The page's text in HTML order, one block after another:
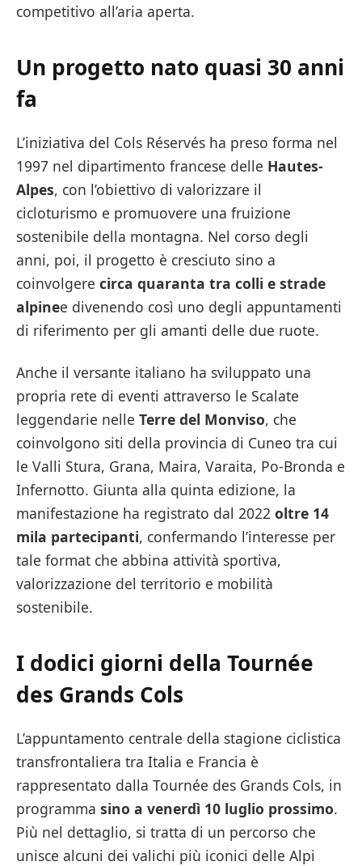
competitivo all’aria aperta.
Un progetto nato quasi 30 anni
fa
L’iniziativa del Cols Réservés ha preso forma nel
1997 nel dipartimento francese delle Hautes-
Alpes, con l’obiettivo di valorizzare il
cicloturismo e promuovere una fruizione
sostenibile della montagna. Nel corso degli
anni, poi, il progetto è cresciuto sino a
coinvolgere circa quaranta tra colli e strade
alpinee divenendo così uno degli appuntamenti
di riferimento per gli amanti delle due ruote.
Anche il versante italiano ha sviluppato una
propria rete di eventi attraverso le Scalate
leggendarie nelle Terre del Monviso, che
coinvolgono siti della provincia di Cuneo tra cui
le Valli Stura, Grana, Maira, Varaita, Po-Bronda e
Infernotto. Giunta alla quinta edizione, la
manifestazione ha registrato dal 2022 oltre 14
mila partecipanti, confermando l’interesse per
tale format che abbina attività sportiva,
valorizzazione del territorio e mobilità
sostenibile.
I dodici giorni della Tournée
des Grands Cols
L’appuntamento centrale della stagione ciclistica
transfrontaliera tra Italia e Francia è
rappresentato dalla Tournée des Grands Cols, in
programma sino a venerdì 10 luglio prossimo.
Più nel dettaglio, si tratta di un percorso che
unisce alcuni dei valichi più iconici delle Alpi